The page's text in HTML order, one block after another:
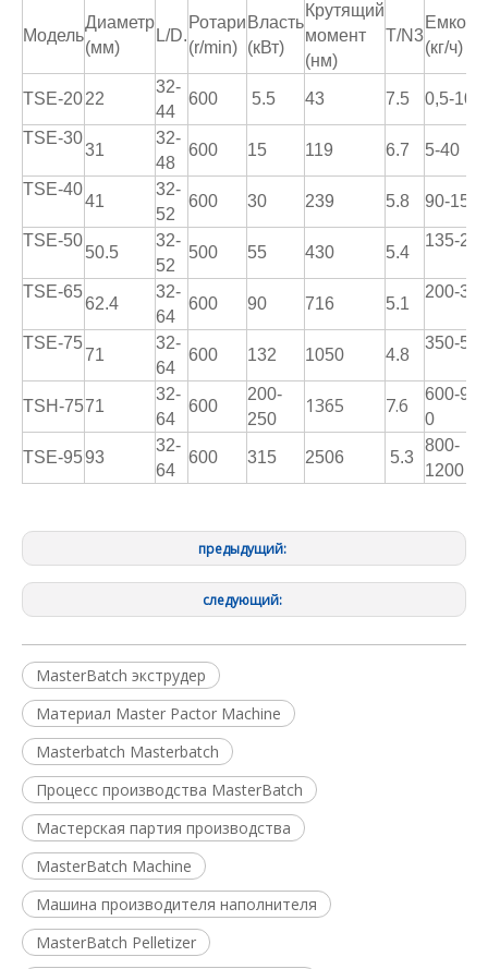
Модель
Диаметр
(мм)
L/D.
Ротари
(r/min)
Власть
(кВт)
Крутящий
момент
(нм)
T/N3
(кг/ч)
TSE-2022
32-
44
600 5.5 43 7.5 0,5-10
TSE-30
31
32-
48
600 15 119 6.7 5-40
TSE-40
41
32-
52
600 30 239 5.8 90-150
TSE-50
50.5
32-
52
500 55 430 5.4
135-270
TSE-65
62.4
32-
64
600 90 716 5.1
200-300
TSE-75
71
32-
64
600 132 1050 4.8
350-550
TSH-7571
32-
64
600
200-
250
1365 7.6
600-900
0
TSE-9593
32-
64
600 315 2506 5.3
800-
1200
предыдущий:
следующий:
MasterBatch экструдер
Материал Master Pactor Machine
Masterbatch Masterbatch
Процесс производства MasterBatch
Мастерская партия производства
MasterBatch Machine
Машина производителя наполнителя
MasterBatch Pelletizer